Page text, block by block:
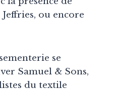
ou encore
se
Samuel & Sons,
du textile